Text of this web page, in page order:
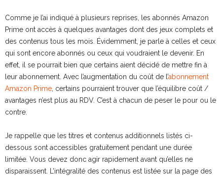
Comme je l’ai indiqué à plusieurs reprises, les abonnés Amazon
Prime ont accès à quelques avantages dont des jeux complets et
des contenus tous les mois. Évidemment, je parle à celles et ceux
qui sont encore abonnés ou ceux qui voudraient le devenir. En
effet, il se pourrait bien que certains aient décidé de mettre fin à
leur abonnement. Avec l’augmentation du coût de l’abonnement
Amazon Prime , certains pourraient trouver que l’équilibre coût /
avantages n’est plus au RDV. C’est à chacun de peser le pour ou le
contre.
Je rappelle que les titres et contenus additionnels listés ci-
dessous sont accessibles gratuitement pendant une durée
limitée. Vous devez donc agir rapidement avant qu’elles ne
disparaissent. L’intégralité des contenus est listée sur la page des